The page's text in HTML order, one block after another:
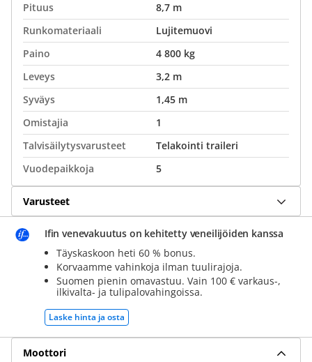
Pituus
8,7 m
Runkomateriaali
Lujitemuovi
Paino
4 800 kg
Leveys
3,2 m
Syväys
1,45 m
Omistajia
1
Talvisäilytysvarusteet
Telakointi traileri
Vuodepaikkoja
5
Varusteet
Ifin venevakuutus on kehitetty veneilijöiden kanssa
Täyskaskoon heti 60 % bonus.
Korvaamme vahinkoja ilman tuulirajoja.
Suomen pienin omavastuu. Vain 100 € varkaus-,
ilkivalta- ja tulipalovahingoissa.
Laske hinta ja osta
Moottori